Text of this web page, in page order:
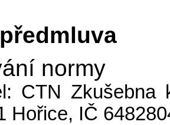
normy
CTN
Hořice, IČ